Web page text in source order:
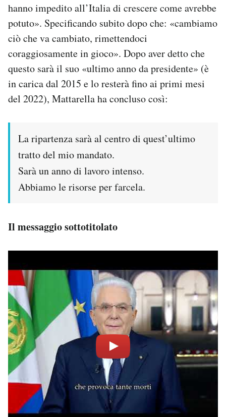
hanno impedito all’Italia di crescere come avrebbe
potuto». Specificando subito dopo che: «cambiamo
ciò che va cambiato, rimettendoci
coraggiosamente in gioco». Dopo aver detto che
questo sarà il suo «ultimo anno da presidente» (è
in carica dal 2015 e lo resterà fino ai primi mesi
del 2022), Mattarella ha concluso così:
La ripartenza sarà al centro di quest’ultimo
tratto del mio mandato.
Sarà un anno di lavoro intenso.
Abbiamo le risorse per farcela.
Il messaggio sottotitolato